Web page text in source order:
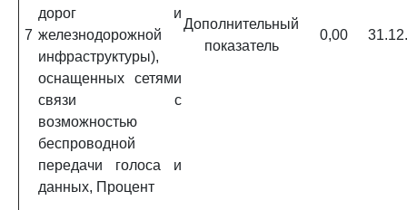
7
дорог и
железнодорожной
инфраструктуры),
оснащенных сетями
связи с
возможностью
беспроводной
передачи голоса и
данных, Процент
Дополнительный
показатель
0,00